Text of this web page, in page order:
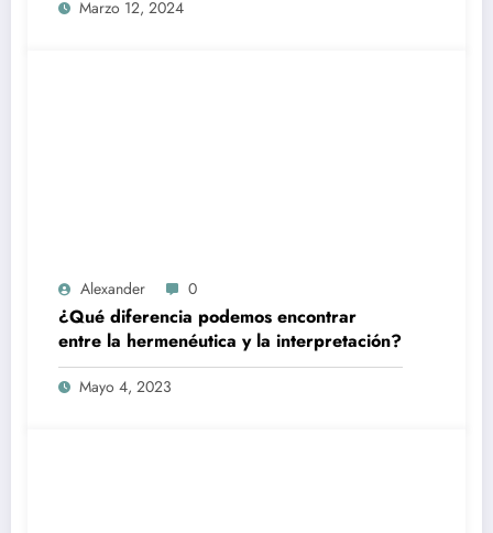
Marzo 12, 2024
Alexander 0
¿Qué diferencia podemos encontrar
entre la hermenéutica y la interpretación?
Mayo 4, 2023